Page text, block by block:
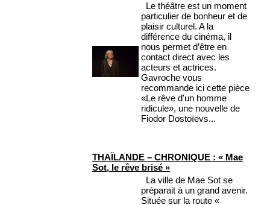
Le théâtre est un moment
particulier de bonheur et de
plaisir culturel. A la
différence du cinéma, il
nous permet d’être en
contact direct avec les
acteurs et actrices.
Gavroche vous
recommande ici cette pièce
«Le rêve d'un homme
ridicule», une nouvelle de
Fiodor Dostoïevs...
THAÏLANDE – CHRONIQUE : « Mae
Sot, le rêve brisé »
La ville de Mae Sot se
préparait à un grand avenir.
Située sur la route «